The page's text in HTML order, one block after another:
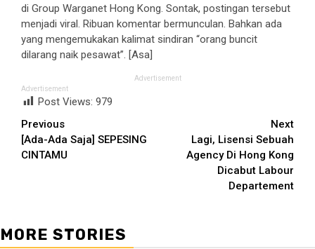
di Group Warganet Hong Kong. Sontak, postingan tersebut
menjadi viral. Ribuan komentar bermunculan. Bahkan ada
yang mengemukakan kalimat sindiran “orang buncit
dilarang naik pesawat”. [Asa]
Advertisement
Advertisement
Post Views: 979
Continue
Reading
Previous
[Ada-Ada Saja] SEPESING
CINTAMU
Next
Lagi, Lisensi Sebuah
Agency Di Hong Kong
Dicabut Labour
Departement
MORE STORIES